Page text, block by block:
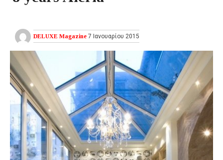
DELUXE Magazine 7 Ιανουαρίου 2015